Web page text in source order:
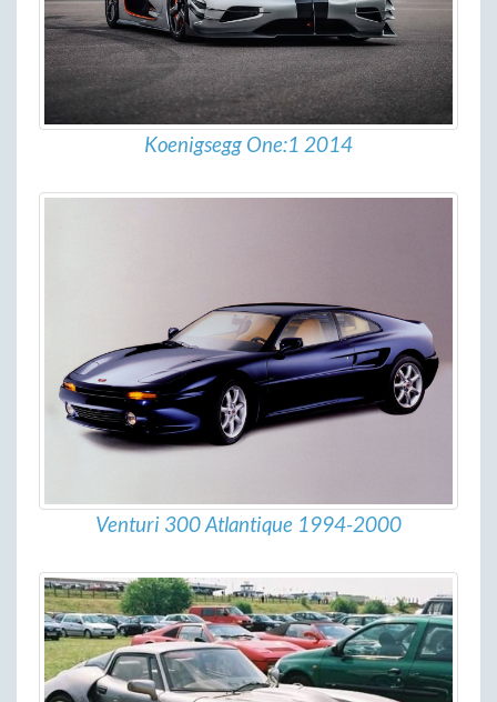
Koenigsegg One:1 2014
Venturi 300 Atlantique 1994-2000